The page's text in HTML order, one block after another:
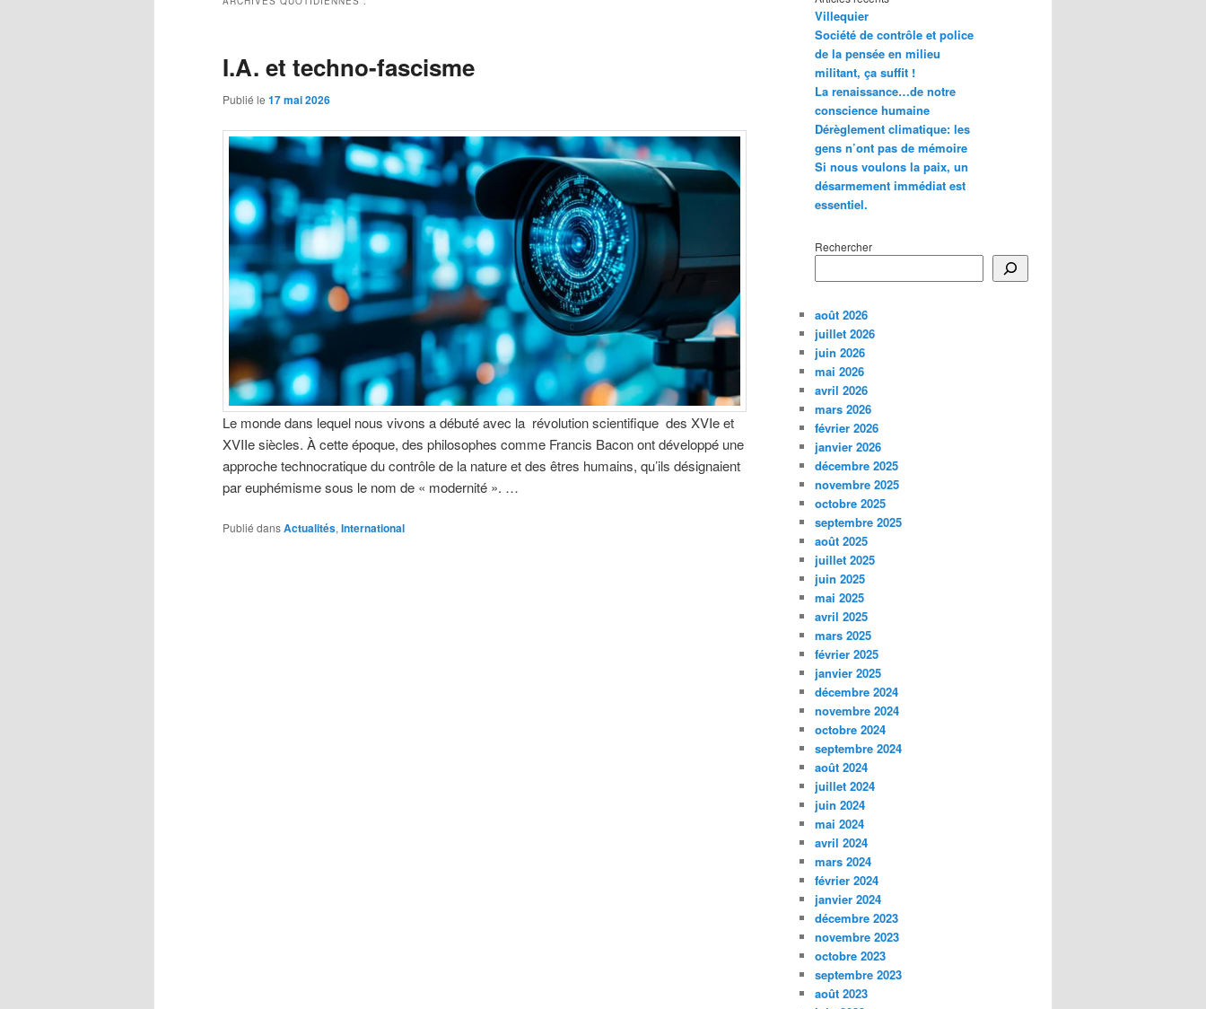
I.A. et techno-fascisme
Publié le 17 mai 2026
Le monde dans lequel nous vivons a débuté avec la révolution scientifique des XVIe et
XVIIe siècles. À cette époque, des philosophes comme Francis Bacon ont développé une
approche technocratique du contrôle de la nature et des êtres humains, qu’ils désignaient
par euphémisme sous le nom de « modernité ». …
Publié dansActualités, International
Villequier
Société de contrôle et police
de la pensée en milieu
militant, ça suffit !
La renaissance…de notre
conscience humaine
Dérèglement climatique: les
gens n’ont pas de mémoire
Si nous voulons la paix, un
désarmement immédiat est
essentiel.
Rechercher
août 2026
juillet 2026
juin 2026
mai 2026
avril 2026
mars 2026
février 2026
janvier 2026
décembre 2025
novembre 2025
octobre 2025
septembre 2025
août 2025
juillet 2025
juin 2025
mai 2025
avril 2025
mars 2025
février 2025
janvier 2025
décembre 2024
novembre 2024
octobre 2024
septembre 2024
août 2024
juillet 2024
juin 2024
mai 2024
avril 2024
mars 2024
février 2024
janvier 2024
décembre 2023
novembre 2023
octobre 2023
septembre 2023
août 2023